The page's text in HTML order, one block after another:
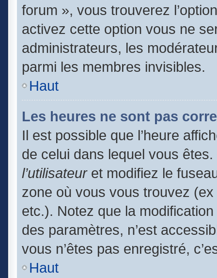
forum », vous trouverez
activez cette option vous ne
administrateurs, les
parmi les membres invisibles.
Haut
Les heures ne sont pas
Il est possible que l’heure
de celui dans lequel vous
l’utilisateuret modifiez le
zone où vous vous trouvez
etc.). Notez que la
des paramètres, n’est
vous n’êtes pas enregistré,
Haut